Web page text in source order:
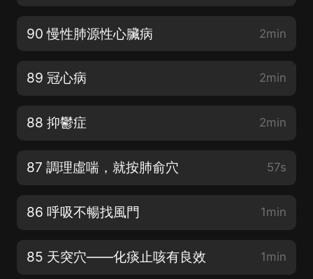
90 慢性肺源性心臟病 2min
89 冠心病 2min
88 抑鬱症 2min
87 調理虛喘，就按肺俞穴 57s
86 呼吸不暢找風門 1min
85 天突穴——化痰止咳有良效 1min